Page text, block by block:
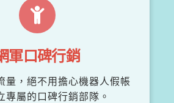
軍口碑行銷
量，絕不用擔心機器人假帳
專屬的口碑行銷部隊。